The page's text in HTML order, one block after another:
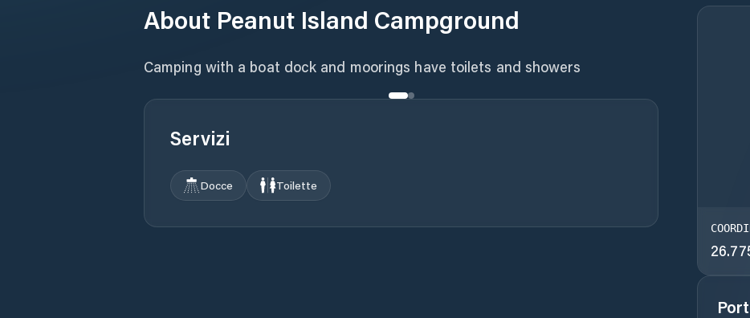
About Peanut Island Campground
Camping with a boat dock and moorings have toilets and showers
Servizi
Docce Toilette